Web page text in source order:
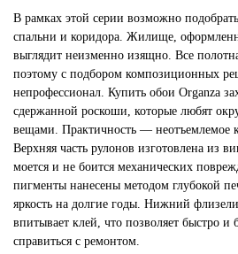
В рамках этой серии возможно
спальни и коридора. Жилище,
выглядит неизменно изящно. Все
поэтому с подбором композиционных
непрофессионал. Купить обои Organza
сдержанной роскоши, которые любят
вещами. Практичность — неотъемлемое
Верхняя часть рулонов изготовлена из
моется и не боится механических
пигменты нанесены методом глубокой
яркость на долгие годы. Нижний
впитывает клей, что позволяет быстро
справиться с ремонтом.